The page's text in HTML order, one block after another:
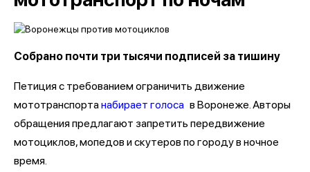
Собрано почти три тысячи подписей за тишину
Петиция с требованием ограничить движение
мототранспортанабирает голоса в Воронеже. Авторы
обращения предлагают запретить передвижение
мотоциклов, мопедов и скутеров по городу в ночное
время.